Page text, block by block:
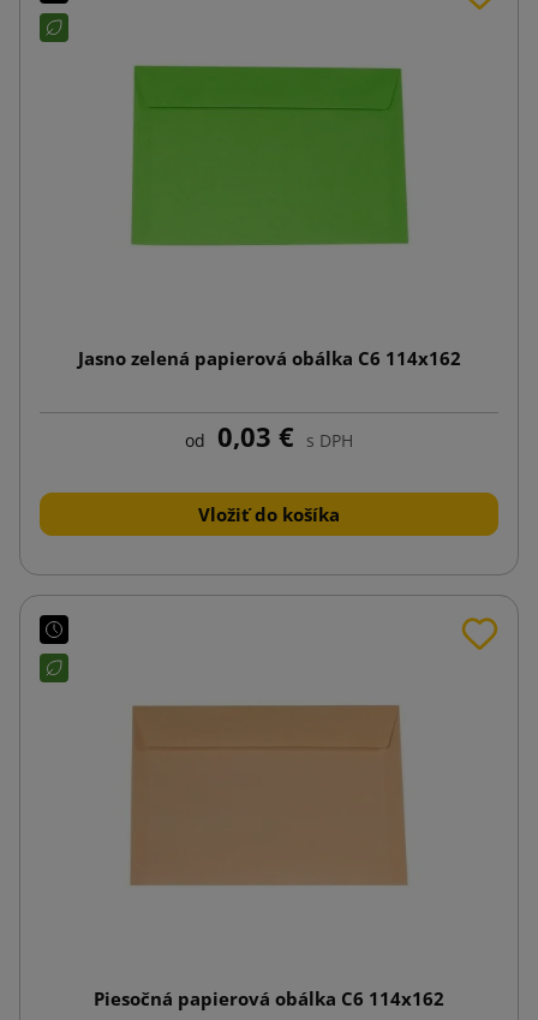
Jasno zelená papierová obálka C6 114x162
od 0,03 € s DPH
Vložiť do košíka
Piesočná papierová obálka C6 114x162